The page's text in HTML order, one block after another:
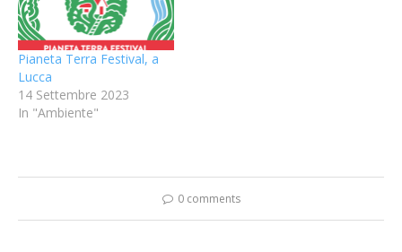
Pianeta Terra Festival, a
Lucca
14 Settembre 2023
In "Ambiente"
0 comments